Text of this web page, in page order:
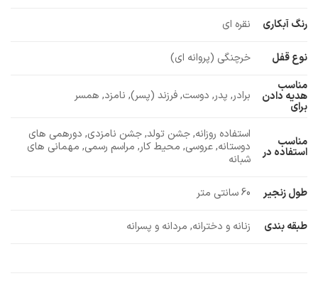
رنگ آبکاری نقره ای
نوع قفل
خرچنگی (پروانه ای)
مناسب
هدیه دادن
برای
برادر, پدر, دوست, فرزند (پسر), نامزد, همسر
مناسب
استفاده در
استفاده روزانه, جشن تولد, جشن نامزدی, دورهمی های
دوستانه, عروسی, محیط کار, مراسم رسمی, مهمانی های
شبانه
طول زنجیر 60 سانتی متر
طبقه بندی زنانه و دخترانه, مردانه و پسرانه